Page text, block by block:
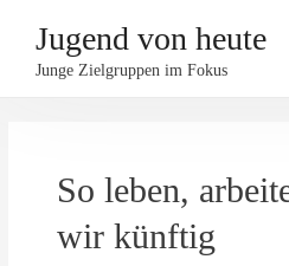
Jugend von heute
Junge Zielgruppen im Fokus
So leben,
wir künftig